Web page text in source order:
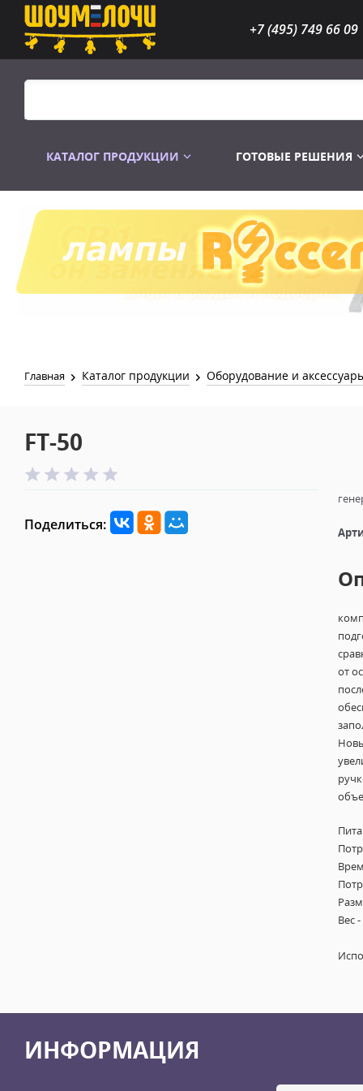
+7 (495) 749 66 09
КАТАЛОГ ПРОДУКЦИИ
Распродажа Лампы
ГОТОВЫЕ РЕШЕНИЯ
Главная Каталог продукции Оборудование и
FT-50
Поделиться:
от
Вес
ИНФОРМАЦИЯ